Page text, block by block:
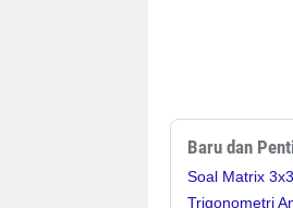
Baru dan
Soal Matrix 3x3
Trigonometri